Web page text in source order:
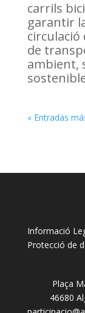
carrils
garantir
circulació
de
ambient,
« Entradas
Informació
Protecció de
Plaça
46680